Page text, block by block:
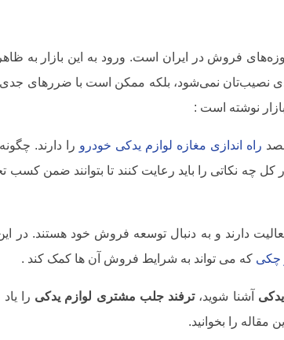
فروش در ایران است. ورود به این بازار به
نصیب‌تان نمی‌شود، بلکه ممکن است با ضررهای
نوشته است :
راه اندازی مغازه لوازم یدکی خودرو را دارند.
کل چه نکاتی را باید رعایت کنند تا بتوانند ضمن
دارند و به دنبال توسعه فروش خود هستند. در
چکی که می تواند به شرایط فروش آن ها کمک کند .
آشنا شوید،ترفند جلب مشتری لوازم یدکی را
مقاله را بخوانید.